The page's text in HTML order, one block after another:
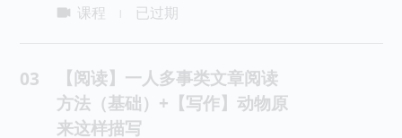
课程 已过期
03
【阅读】一人多事类文章阅读
方法（基础）+【写作】动物原
来这样描写